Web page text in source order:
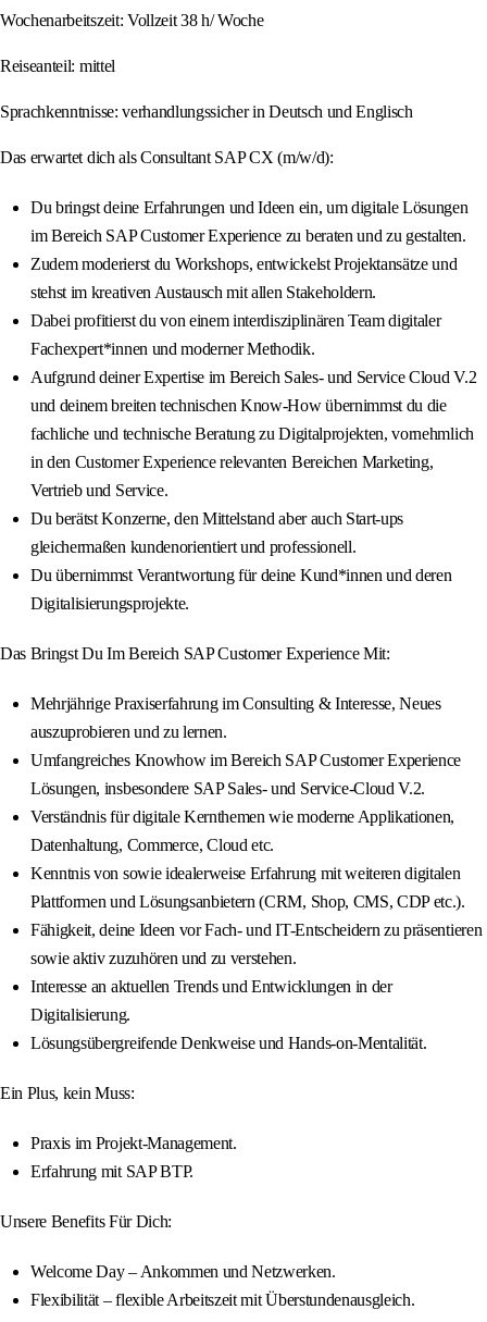
Wochenarbeitszeit: Vollzeit 38 h/ Woche
Reiseanteil: mittel
Sprachkenntnisse: verhandlungssicher in Deutsch und Englisch
Das erwartet dich als Consultant SAP CX (m/w/d):
Du bringst deine Erfahrungen und Ideen ein, um digitale Lösungen
im Bereich SAP Customer Experience zu beraten und zu gestalten.
Zudem moderierst du Workshops, entwickelst Projektansätze und
stehst im kreativen Austausch mit allen Stakeholdern.
Dabei profitierst du von einem interdisziplinären Team digitaler
Fachexpert*innen und moderner Methodik.
Aufgrund deiner Expertise im Bereich Sales- und Service Cloud V.2
und deinem breiten technischen Know-How übernimmst du die
fachliche und technische Beratung zu Digitalprojekten, vornehmlich
in den Customer Experience relevanten Bereichen Marketing,
Vertrieb und Service.
Du berätst Konzerne, den Mittelstand aber auch Start-ups
gleichermaßen kundenorientiert und professionell.
Du übernimmst Verantwortung für deine Kund*innen und deren
Digitalisierungsprojekte.
Das Bringst Du Im Bereich SAP Customer Experience Mit:
Mehrjährige Praxiserfahrung im Consulting & Interesse, Neues
auszuprobieren und zu lernen.
Umfangreiches Knowhow im Bereich SAP Customer Experience
Lösungen, insbesondere SAP Sales- und Service-Cloud V.2.
Verständnis für digitale Kernthemen wie moderne Applikationen,
Datenhaltung, Commerce, Cloud etc.
Kenntnis von sowie idealerweise Erfahrung mit weiteren digitalen
Plattformen und Lösungsanbietern (CRM, Shop, CMS, CDP etc.).
Fähigkeit, deine Ideen vor Fach- und IT-Entscheidern zu präsentieren
sowie aktiv zuzuhören und zu verstehen.
Interesse an aktuellen Trends und Entwicklungen in der
Digitalisierung.
Lösungsübergreifende Denkweise und Hands-on-Mentalität.
Ein Plus, kein Muss:
Praxis im Projekt-Management.
Erfahrung mit SAP BTP.
Unsere Benefits Für Dich:
Welcome Day – Ankommen und Netzwerken.
Flexibilität – flexible Arbeitszeit mit Überstundenausgleich.